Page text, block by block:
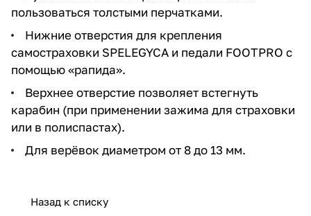
пользоваться толстыми перчатками.
Нижние отверстия для крепления
самостраховки SPELEGYCA и педали FOOTPRO с
помощью «рапида».
Верхнее отверстие позволяет встегнуть
карабин (при применении зажима для страховки
или в полиспастах).
Для верёвок диаметром от 8 до 13 мм.
Назад к списку